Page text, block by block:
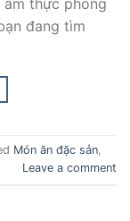
đang tìm
Món ăn đặc sản
Leave a comment